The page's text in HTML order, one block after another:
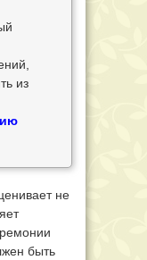
из
не
быть